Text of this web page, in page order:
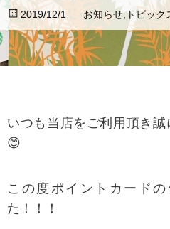
2019/12/1 お知らせ,トピック
いつも当店をご利用頂き
😊
この度ポイントカード
た！！！